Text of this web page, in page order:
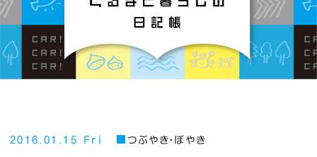
2016.01.15 Fri つぶやき・ぼやき